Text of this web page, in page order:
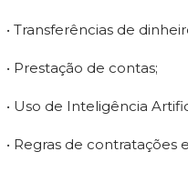
• Transferências de
• Prestação de contas;
• Uso de Inteligência
• Regras de contratações